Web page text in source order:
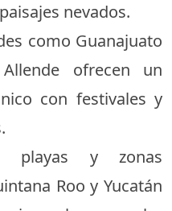
nevados.
como Guanajuato
ofrecen un
con festivales y
playas y zonas
Roo y Yucatán